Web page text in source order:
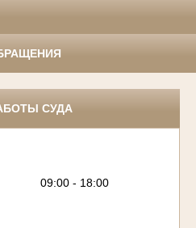
СУДА
09:00 - 18:00